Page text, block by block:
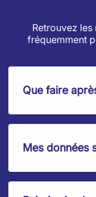
Retrouvez
fréquemment
Que faire
Mes données